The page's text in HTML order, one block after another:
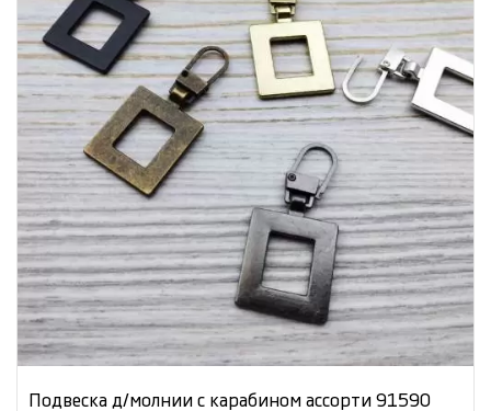
Подвеска д/молнии с карабином ассорти 91590